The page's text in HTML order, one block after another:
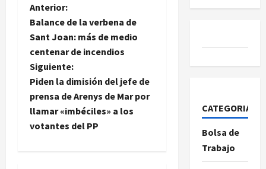
N
a
v
e
g
a
Anterior:
Balance de la verbena de
Sant Joan: más de medio
centenar de incendios
Siguiente:
Piden la dimisión del jefe de
prensa de Arenys de Mar por
llamar «imbéciles» a los
votantes del PP
CATEGORIAS
Bolsa de
Trabajo